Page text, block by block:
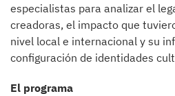
especialistas para analizar el
creadoras, el impacto que
nivel local e internacional y su
configuración de identidades
El programa